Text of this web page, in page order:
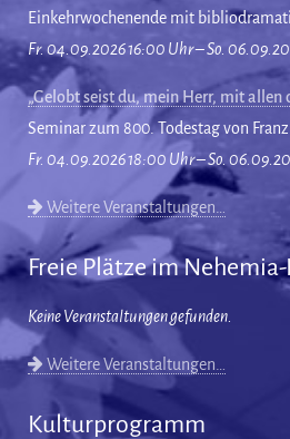
Einkehrwochenende mit
Fr. 04.09.2026 16:00 Uhr – So.
„Gelobt seist du, mein Herr, mit allen
Seminar zum 800. Todestag von
Fr. 04.09.2026 18:00 Uhr – So.
Weitere Veranstaltungen…
Freie Plätze im
Keine Veranstaltungen gefunden.
Weitere Veranstaltungen…
Kulturprogramm